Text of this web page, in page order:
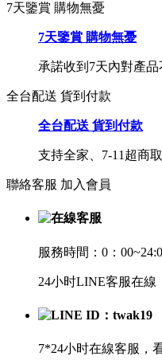
7天鑒賞 購物無憂
7天鑒賞 購物無憂
承諾收到7天內對產
全台配送 貨到付款
全台配送 貨到付款
支持全家、7-11超商
聯絡客服 加入會員
在線客服
服務時間：0：
24小时LINE客服在線
LINE ID：twak19
7*24小时在線客服，